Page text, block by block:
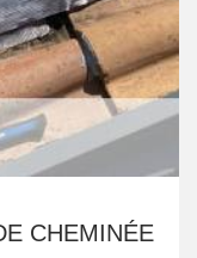
CHEMINÉE